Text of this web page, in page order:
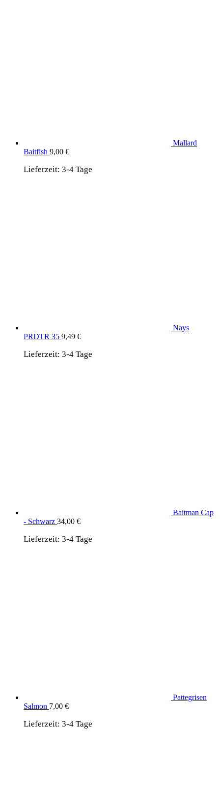
Mallard
Baitfish 9,00 €
Lieferzeit: 3-4 Tage
Nays
PRDTR 35 9,49 €
Lieferzeit: 3-4 Tage
Baitman Cap
- Schwarz 34,00 €
Lieferzeit: 3-4 Tage
Pattegrisen
Salmon 7,00 €
Lieferzeit: 3-4 Tage